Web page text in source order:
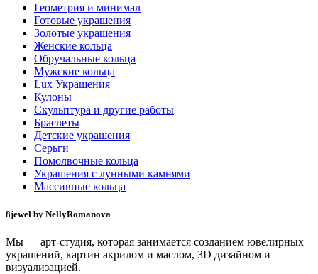
Геометрия и минимал
Готовые украшения
Золотые украшения
Женские кольца
Обручальные кольца
Мужские кольца
Lux Украшения
Кулоны
Скульптура и другие работы
Браслеты
Детские украшения
Серьги
Помолвочные кольца
Украшения с лунными камнями
Массивные кольца
8jewel by NellyRomanova
Мы — арт-студия, которая занимается созданием ювелирных
украшений, картин акрилом и маслом, 3D дизайном и
визуализацией.